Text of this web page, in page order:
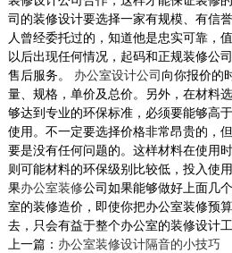
司的装修设计要选择一家有规模、有信
人曾经委托过的，知道他是忠实可靠，
以后出现任何情况，起码和正规装修公
售后服务。 办公室设计公司向你报价的
量、规格，单价及总价。另外，在材料
够达到专业的环保标准，必须要能够高
使用。不一定要选择价格非常昂贵的，
要是没有任何问题的。这样材料在使用
则可能材料的环保级别比较低，投入使
果办公室装修公司如果能够做好上面几
室的装修造价，即使你把办公室装修预
去，只会有益于整个办公室的装修设计工
上一篇： 办公室装修设计隔音的小技巧